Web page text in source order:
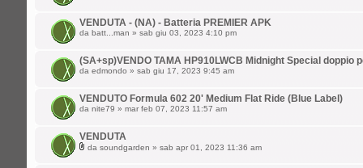
VENDUTA - (NA) - Batteria PREMIER APK
da batt...man » sab giu 03, 2023 4:10 pm
(SA+sp)VENDO TAMA HP910LWCB Midnight Special doppio
da edmondo » sab giu 17, 2023 9:45 am
VENDUTO Formula 602 20' Medium Flat Ride (Blue Label)
da nite79 » mar feb 07, 2023 11:57 am
VENDUTA
da soundgarden » sab apr 01, 2023 11:36 am